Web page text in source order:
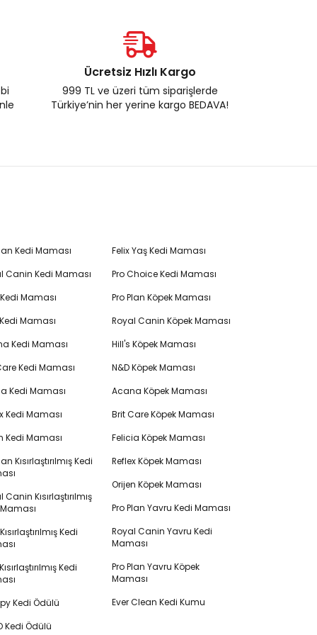
Ücretsiz Hızlı Kargo
999 TL ve üzeri tüm siparişlerde
Türkiye’nin her yerine kargo BEDAVA!
Kedi Maması
Canin Kedi Maması
Maması
Maması
Kedi Maması
Kedi Maması
Kedi Maması
Kedi Maması
Kedi Maması
Kısırlaştırılmış Kedi
Canin Kısırlaştırılmış
Kedi
Kedi
Kedi Ödülü
Kedi Ödülü
Felix Yaş Kedi Maması
Pro Choice Kedi Maması
Pro Plan Köpek Maması
Royal Canin Köpek Maması
Hill's Köpek Maması
N&D Köpek Maması
Acana Köpek Maması
Brit Care Köpek Maması
Felicia Köpek Maması
Reflex Köpek Maması
Orijen Köpek Maması
Pro Plan Yavru Kedi Maması
Royal Canin Yavru Kedi
Maması
Pro Plan Yavru Köpek
Maması
Ever Clean Kedi Kumu